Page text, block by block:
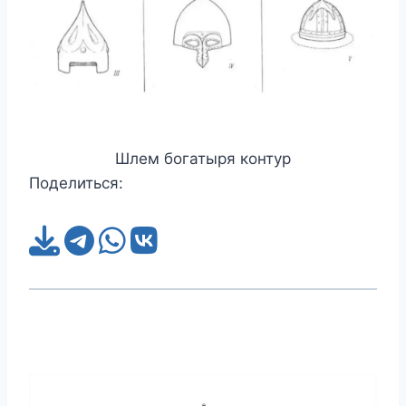
Шлем богатыря контур
Поделиться: